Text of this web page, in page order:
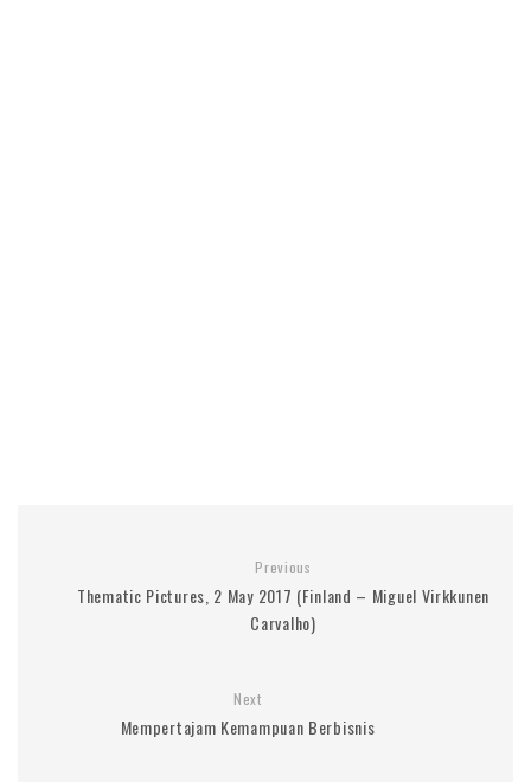
Previous
Thematic Pictures, 2 May 2017 (Finland – Miguel Virkkunen
Carvalho)
Next
Mempertajam Kemampuan Berbisnis